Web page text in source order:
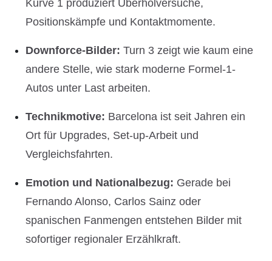
Kurve 1 produziert Überholversuche,
Positionskämpfe und Kontaktmomente.
Downforce-Bilder: Turn 3 zeigt wie kaum eine
andere Stelle, wie stark moderne Formel-1-
Autos unter Last arbeiten.
Technikmotive: Barcelona ist seit Jahren ein
Ort für Upgrades, Set-up-Arbeit und
Vergleichsfahrten.
Emotion und Nationalbezug: Gerade bei
Fernando Alonso, Carlos Sainz oder
spanischen Fanmengen entstehen Bilder mit
sofortiger regionaler Erzählkraft.